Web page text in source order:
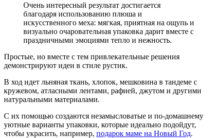
Очень интересный результат достигается
благодаря использованию плюша и
искусственного меха: мягкая, приятная на ощупь и
визуально очаровательная упаковка дарит вместе с
праздничными эмоциями тепло и нежность.
Простые, но вместе с тем привлекательные решения
демонстрируют идеи в стиле рустик.
В ход идет льняная ткань, хлопок, мешковина в тандеме с
кружевом, атласными лентами, рафией, джутом и другими
натуральными материалами.
С их помощью создаются незамысловатые и по-домашнему
уютные варианты упаковки, которые идеально подойдут,
чтобы украсить, например, подарок маме на Новый Год.